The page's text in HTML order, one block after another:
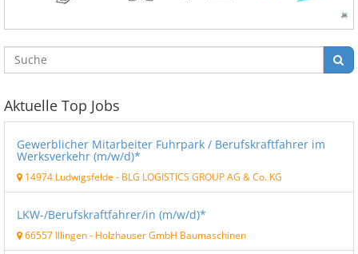
Aktuelle Top Jobs
Gewerblicher Mitarbeiter Fuhrpark / Berufskraftfahrer im
Werksverkehr (m/w/d)*
14974 Ludwigsfelde- BLG LOGISTICS GROUP AG & Co. KG
LKW-/Berufskraftfahrer/in (m/w/d)*
66557 Illingen- Holzhauser GmbH Baumaschinen